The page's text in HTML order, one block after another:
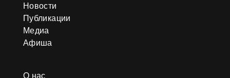
Новости
Публикации
Медиа
Афиша
О нас